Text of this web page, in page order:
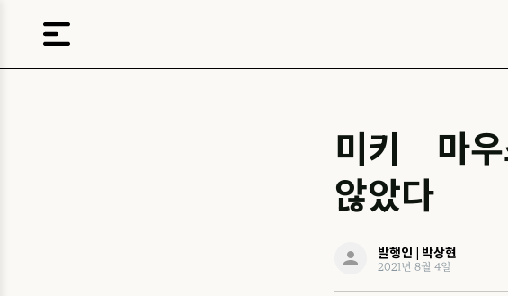
미키 마
않았다
발행인 | 박상현
2021년 8월 4일